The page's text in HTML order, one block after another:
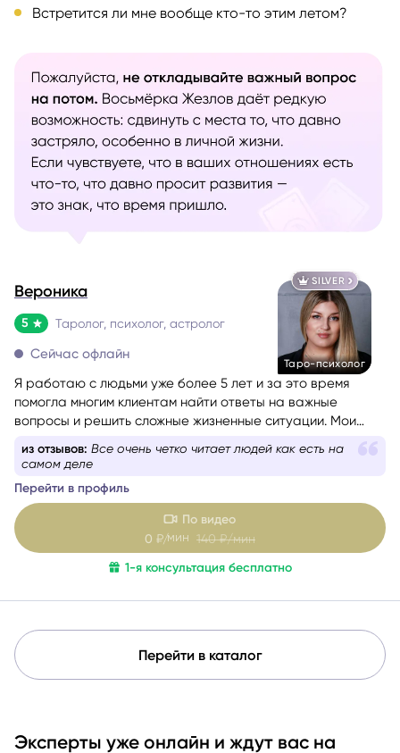
Встретится ли мне вообще кто-то этим летом?
SILVER
Таро-психолог
Вероника
5 Таролог, психолог, астролог
Сейчас офлайн
Я работаю с людьми уже более 5 лет и за это время
помогла многим клиентам найти ответы на важные
вопросы и решить сложные жизненные ситуации. Мои
любимые сферы работы — это отношения, саморазвитие
и предназначение. Я верю, что каждый человек имеет
цель — помочь вам раскрыть свой потенциал и достичь
гармонии в жизни.
из отзывов: Каждый раз на 200/100, даже по мелочам
Перейти в профиль
По видео
₽/мин140 ₽/мин
1-я консультация бесплатно